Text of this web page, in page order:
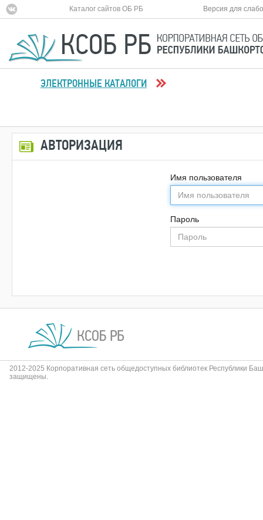
Каталог сайтов ОБ РБ Версия для
ЭЛЕКТРОННЫЕ КАТАЛОГИ
АВТОРИЗАЦИЯ
Имя пользователя
Пароль
2012-2025 Корпоративная сеть общедоступных библиотек Республики
защищены.